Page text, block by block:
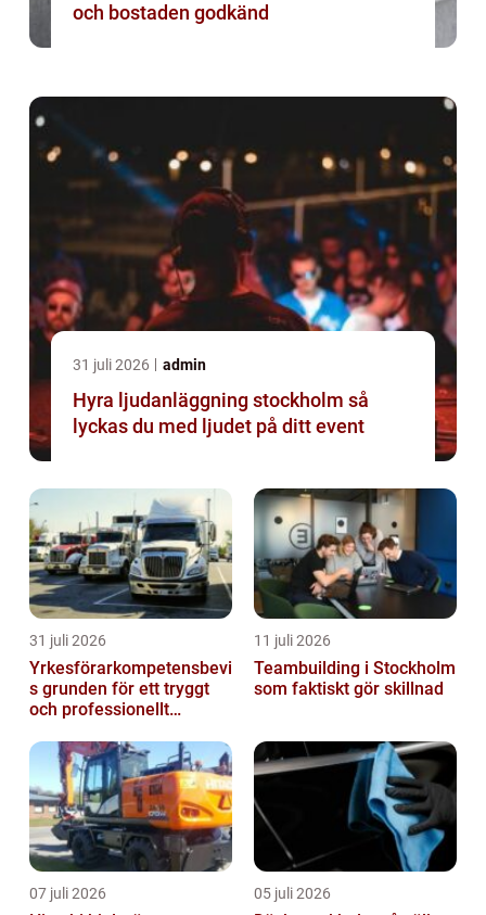
och bostaden godkänd
31 juli 2026 admin
Hyra ljudanläggning stockholm så
lyckas du med ljudet på ditt event
31 juli 2026
Yrkesförarkompetensbevi
s grunden för ett tryggt
och professionellt
11 juli 2026
Teambuilding i Stockholm
som faktiskt gör skillnad
07 juli 2026 05 juli 2026